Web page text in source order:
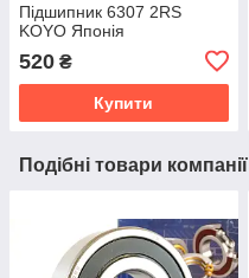
Підшипник 6307 2RS
KOYO Японія
520 ₴
Купити
Подібні товари компанії